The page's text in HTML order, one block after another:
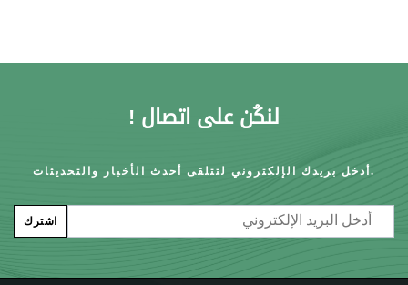
لنكُن على اتصال !
أدخل بريدك الإلكتروني لتتلقى أحدث الأخبار والتحديثات.
اشترك Email